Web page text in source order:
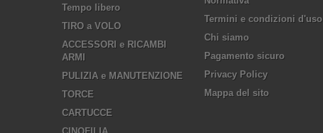
Tempo libero
TIRO a VOLO
ACCESSORI e RICAMBI
ARMI
PULIZIA e MANUTENZIONE
TORCE
CARTUCCE
Termini e condizioni d'uso
Chi siamo
Pagamento sicuro
Privacy Policy
Mappa del sito